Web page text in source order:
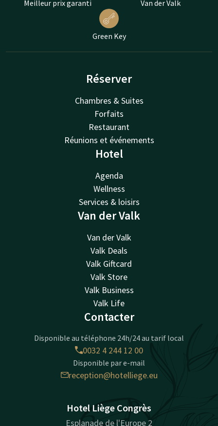
Meilleur prix garanti Van der Valk
Green Key
Réserver
Chambres & Suites
Forfaits
Restaurant
Réunions et événements
Hotel
Agenda
Wellness
Services & loisirs
Van der Valk
Van der Valk
Valk Deals
Valk Giftcard
Valk Store
Valk Business
Valk Life
Contacter
Disponible au téléphone 24h/24 au tarif local
0032 4 244 12 00
Disponible par e-mail
reception@hotelliege.eu
Hotel Liège Congrès
Esplanade de l'Europe 2